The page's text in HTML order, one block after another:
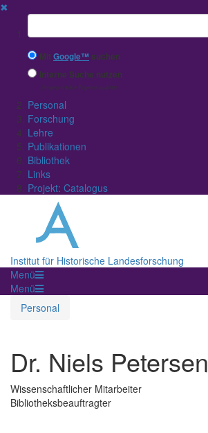
✖
Suchbegriff
MitGoogle™ suchen
Interne Suche nutzen
(eingeschränkte Ergebnisqualität)
Personal
Forschung
Lehre
Publikationen
Bibliothek
Links
Projekt: Catalogus
Institut für Historische Landesforschung
Menü
Menü
Personal
Dr. Niels Petersen
Wissenschaftlicher Mitarbeiter
Bibliotheksbeauftragter